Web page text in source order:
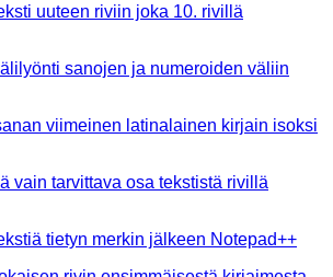
uuteen riviin joka 10. rivillä
sanojen ja numeroiden väliin
viimeinen latinalainen kirjain isoksi
vain tarvittava osa tekstistä rivillä
tietyn merkin jälkeen Notepad++